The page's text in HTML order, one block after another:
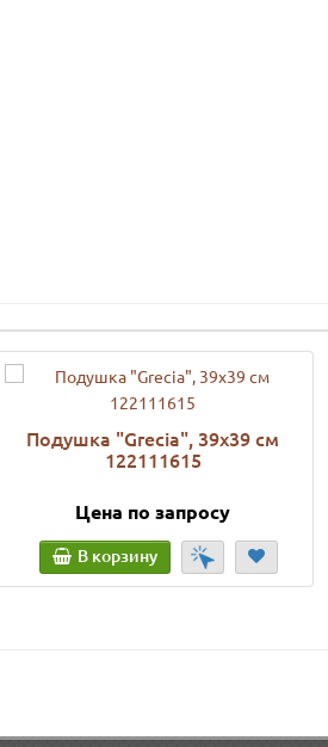
Подушка "Grecia", 39х39 см
122111615
Цена по запросу
В корзину